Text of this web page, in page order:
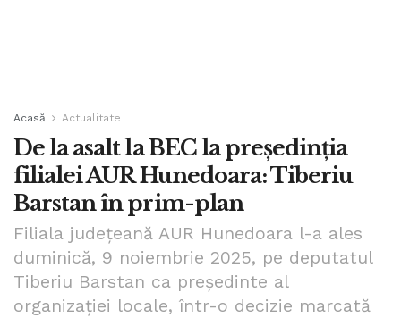
Acasă Actualitate
De la asalt la BEC la preşedinţia
filialei AUR Hunedoara: Tiberiu
Barstan în prim-plan
Filiala judeţeană AUR Hunedoara l-a ales
duminică, 9 noiembrie 2025, pe deputatul
Tiberiu Barstan ca preşedinte al
organizaţiei locale, într-o decizie marcată